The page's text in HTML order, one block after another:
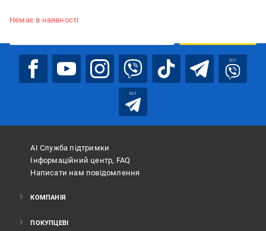
Немає в наявності
bot
bot
АІ Служба підтримки
Інформаційний центр, FAQ
Написати нам повідомлення
КОМПАНІЯ
ПОКУПЦЕВІ